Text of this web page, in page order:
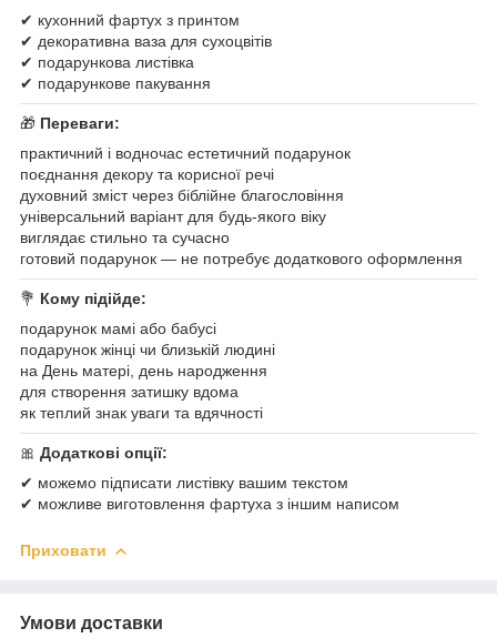
✔ кухонний фартух з принтом
✔ декоративна ваза для сухоцвітів
✔ подарункова листівка
✔ подарункове пакування
🎁 Переваги:
практичний і водночас естетичний подарунок
поєднання декору та корисної речі
духовний зміст через біблійне благословіння
універсальний варіант для будь-якого віку
виглядає стильно та сучасно
готовий подарунок — не потребує додаткового оформлення
💐 Кому підійде:
подарунок мамі або бабусі
подарунок жінці чи близькій людині
на День матері, день народження
для створення затишку вдома
як теплий знак уваги та вдячності
🎀 Додаткові опції:
✔ можемо підписати листівку вашим текстом
✔ можливе виготовлення фартуха з іншим написом
Приховати
Умови доставки